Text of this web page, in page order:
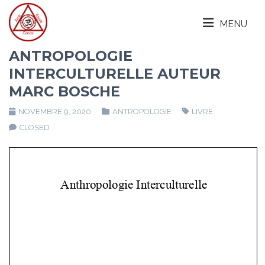
MENU
ANTROPOLOGIE
INTERCULTURELLE AUTEUR
MARC BOSCHE
NOVEMBRE 9, 2020 ANTROPOLOGIE
LIVRE
CLOSED